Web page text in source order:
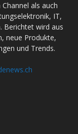
als auch
IT,
Berichtet wird aus
neue Produkte,
und Trends.